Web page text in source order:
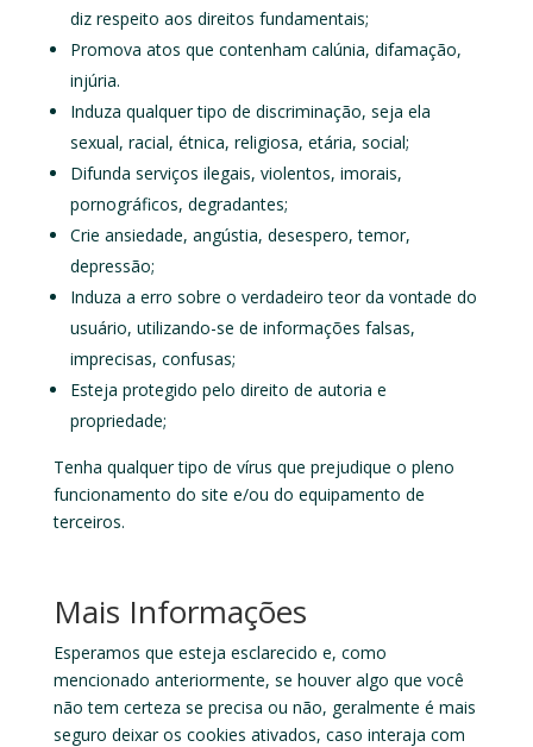
diz respeito aos direitos fundamentais;
Promova atos que contenham calúnia, difamação,
injúria.
Induza qualquer tipo de discriminação, seja ela
sexual, racial, étnica, religiosa, etária, social;
Difunda serviços ilegais, violentos, imorais,
pornográficos, degradantes;
Crie ansiedade, angústia, desespero, temor,
depressão;
Induza a erro sobre o verdadeiro teor da vontade do
usuário, utilizando-se de informações falsas,
imprecisas, confusas;
Esteja protegido pelo direito de autoria e
propriedade;
Tenha qualquer tipo de vírus que prejudique o pleno
funcionamento do site e/ou do equipamento de
terceiros.
Mais Informações
Esperamos que esteja esclarecido e, como
mencionado anteriormente, se houver algo que você
não tem certeza se precisa ou não, geralmente é mais
seguro deixar os cookies ativados, caso interaja com